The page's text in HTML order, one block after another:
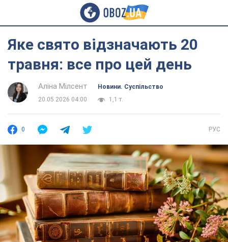
Яке свято відзначають 20
травня: все про цей день
Аліна Мілсент
Новини. Суспільство
20.05.2026 04:00
1,1 т.
0 РУС